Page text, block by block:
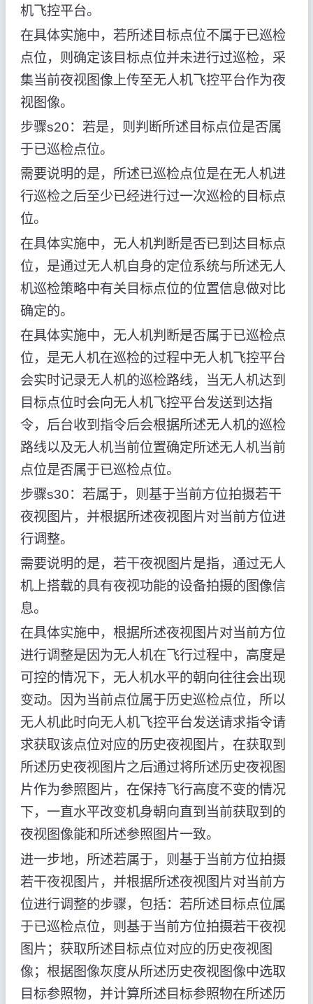
机飞控平台。
在具体实施中，若所述目标点位不属于已巡检
点位，则确定该目标点位并未进行过巡检，采
集当前夜视图像上传至无人机飞控平台作为夜
视图像。
步骤s20：若是，则判断所述目标点位是否属
于已巡检点位。
需要说明的是，所述已巡检点位是在无人机进
行巡检之后至少已经进行过一次巡检的目标点
位。
在具体实施中，无人机判断是否已到达目标点
位，是通过无人机自身的定位系统与所述无人
机巡检策略中有关目标点位的位置信息做对比
确定的。
在具体实施中，无人机判断是否属于已巡检点
位，是无人机在巡检的过程中无人机飞控平台
会实时记录无人机的巡检路线，当无人机达到
目标点位时会向无人机飞控平台发送到达指
令，后台收到指令后会根据所述无人机的巡检
路线以及无人机当前位置确定所述无人机当前
点位是否属于已巡检点位。
步骤s30：若属于，则基于当前方位拍摄若干
夜视图片，并根据所述夜视图片对当前方位进
行调整。
需要说明的是，若干夜视图片是指，通过无人
机上搭载的具有夜视功能的设备拍摄的图像信
息。
在具体实施中，根据所述夜视图片对当前方位
进行调整是因为无人机在飞行过程中，高度是
可控的情况下，无人机水平的朝向往往会出现
变动。因为当前点位属于历史巡检点位，所以
无人机此时向无人机飞控平台发送请求指令请
求获取该点位对应的历史夜视图片，在获取到
所述历史夜视图片之后通过将所述历史夜视图
片作为参照图片，在保持飞行高度不变的情况
下，一直水平改变机身朝向直到当前获取到的
夜视图像能和所述参照图片一致。
进一步地，所述若属于，则基于当前方位拍摄
若干夜视图片，并根据所述夜视图片对当前方
位进行调整的步骤，包括：若所述目标点位属
于已巡检点位，则基于当前方位拍摄若干夜视
图片；获取所述目标点位对应的历史夜视图
像；根据图像灰度从所述历史夜视图像中选取
目标参照物，并计算所述目标参照物在所述历